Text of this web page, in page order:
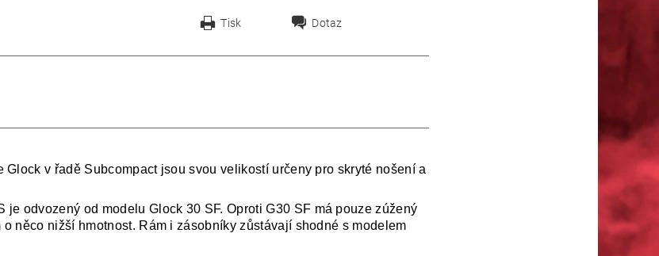
Tisk Dotaz
Glock v řadě Subcompact jsou svou velikostí určeny pro skryté nošení a
je odvozený od modelu Glock 30 SF. Oproti G30 SF má pouze zúžený
o něco nižší hmotnost. Rám i zásobníky zůstávají shodné s modelem